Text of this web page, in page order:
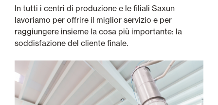
In tutti i centri di produzione e le filiali Saxun
lavoriamo per offrire il miglior servizio e per
raggiungere insieme la cosa più importante: la
soddisfazione del cliente finale.